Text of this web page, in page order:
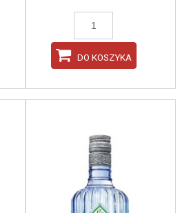
DO KOSZYKA